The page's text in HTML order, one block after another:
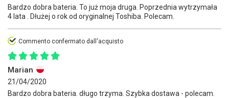
Bardzo dobra bateria. To już moja druga. Poprzednia wytrzymała
4 lata . Dłużej o rok od oryginalnej Toshiba. Polecam.
Commento confermato dall'acquisto
Marian
21/04/2020
Bardzo dobra bateria. długo trzyma. Szybka dostawa - polecam.